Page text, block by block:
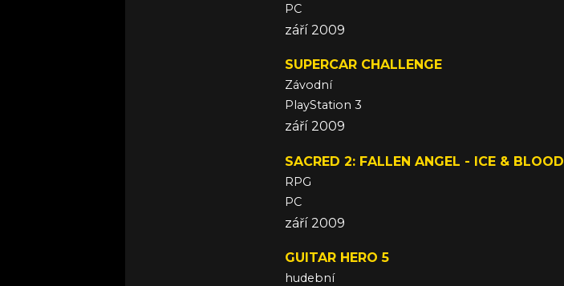
PC
září 2009
SUPERCAR CHALLENGE
Závodní
PlayStation 3
září 2009
SACRED 2: FALLEN ANGEL - ICE & BLOOD
RPG
PC
září 2009
GUITAR HERO 5
hudební